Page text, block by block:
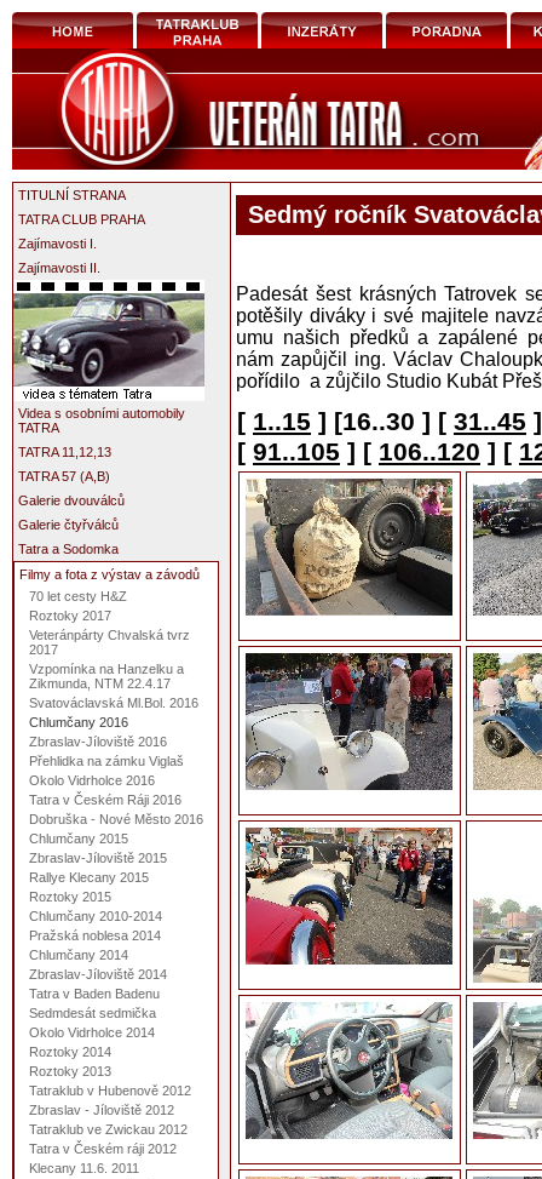
TITULNÍ STRANA
TATRA CLUB PRAHA
Zajímavosti I.
Zajímavosti II.
Videa s osobními automobily
TATRA
TATRA 11,12,13
TATRA 57 (A,B)
Galerie dvouválců
Galerie čtyřválců
Tatra a Sodomka
Filmy a fota z výstav a závodů
70 let cesty H&Z
Roztoky 2017
Veteránpárty Chvalská tvrz
2017
Vzpomínka na Hanzelku a
Zikmunda, NTM 22.4.17
Svatováclavská Ml.Bol. 2016
Chlumčany 2016
Zbraslav-Jíloviště 2016
Přehlidka na zámku Viglaš
Okolo Vidrholce 2016
Tatra v Českém Ráji 2016
Dobruška - Nové Město 2016
Chlumčany 2015
Zbraslav-Jíloviště 2015
Rallye Klecany 2015
Roztoky 2015
Chlumčany 2010-2014
Pražská noblesa 2014
Chlumčany 2014
Zbraslav-Jíloviště 2014
Tatra v Baden Badenu
Sedmdesát sedmička
Okolo Vidrholce 2014
Roztoky 2014
Roztoky 2013
Tatraklub v Hubenově 2012
Zbraslav - Jíloviště 2012
Tatraklub ve Zwickau 2012
Tatra v Českém ráji 2012
Klecany 11.6. 2011
Sedmý ročník
Padesát šest krásných Tatrovek
potěšily diváky i své majitele
umu našich předků a zapálené
nám zapůjčil ing. Václav
pořídilo a zůjčilo Studio Kubát
[ 1..15 ] [16..30 ] [ 31..45 ]
[ 91..105 ] [ 106..120 ] [